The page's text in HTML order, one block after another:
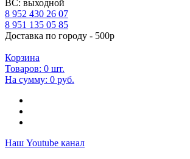
ВС: выходной
8 952 430 26 07
8 951 135 05 85
Доставка по городу - 500р
Корзина
Товаров: 0 шт.
На сумму: 0 руб.
Наш Youtube канал